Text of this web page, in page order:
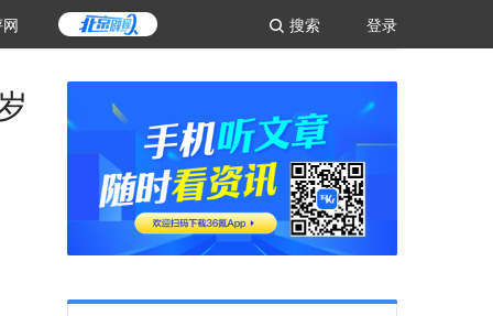
登录
搜索